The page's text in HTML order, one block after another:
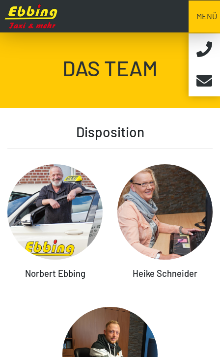
MENÜ
DAS TEAM
Disposition
Norbert Ebbing Heike Schneider